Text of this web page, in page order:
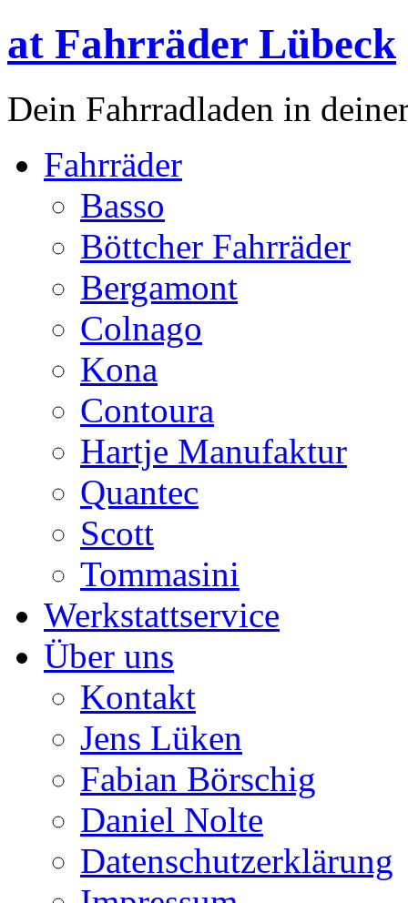
at Fahrräder Lübeck
Dein Fahrradladen in
Fahrräder
Basso
Böttcher Fahrräder
Bergamont
Colnago
Kona
Contoura
Hartje Manufaktur
Quantec
Scott
Tommasini
Werkstattservice
Über uns
Kontakt
Jens Lüken
Fabian Börschig
Daniel Nolte
Datenschutzerklärung